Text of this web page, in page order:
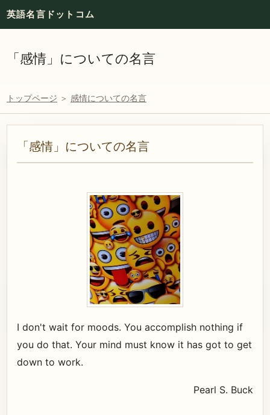
英語名言ドットコム
「感情」についての名言
トップページ ＞ 感情についての名言
「感情」についての名言
I don't wait for moods. You accomplish nothing if
you do that. Your mind must know it has got to get
down to work.
Pearl S. Buck